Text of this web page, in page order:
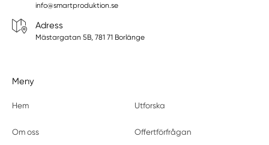
info@smartproduktion.se
Adress
Mästargatan 5B, 781 71 Borlänge
Meny
Hem Utforska
Om oss Offertförfrågan